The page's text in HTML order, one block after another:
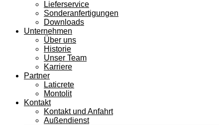
Lieferservice
Sonderanfertigungen
Downloads
Unternehmen
Über uns
Historie
Unser Team
Karriere
Partner
Laticrete
Montolit
Kontakt
Kontakt und Anfahrt
Außendienst